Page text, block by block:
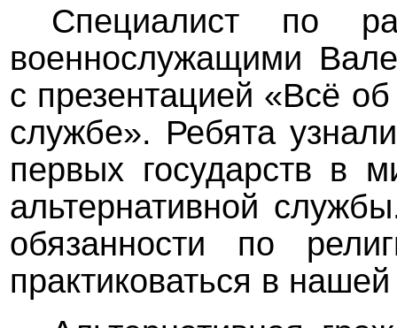
Специалист по
военнослужащими
с презентацией «Всё
службе». Ребята
первых государств в
альтернативной
обязанности по
практиковаться в